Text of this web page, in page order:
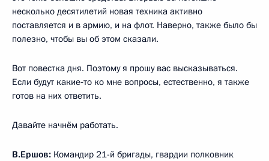
несколько десятилетий новая техника активно
поставляется и в армию, и на флот. Наверно, также было бы
полезно, чтобы вы об этом сказали.
Вот повестка дня. Поэтому я прошу вас высказываться.
Если будут какие‑то ко мне вопросы, естественно, я также
готов на них ответить.
Давайте начнём работать.
В.Ершов: Командир 21-й бригады, гвардии полковник